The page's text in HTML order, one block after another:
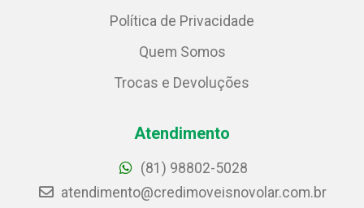
Política de Privacidade
Quem Somos
Trocas e Devoluções
Atendimento
(81) 98802-5028
atendimento@credimoveisnovolar.com.br